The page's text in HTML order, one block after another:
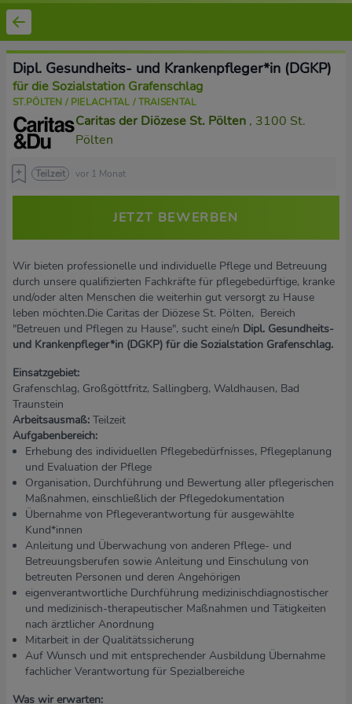
Dipl. Gesundheits- und Krankenpfleger*in (DGKP)
für die Sozialstation Grafenschlag
ST.PÖLTEN / PIELACHTAL / TRAISENTAL
Caritas der Diözese St. Pölten , 3100 St.
Pölten
Teilzeit vor 1 Monat
JETZT BEWERBEN
Wir bieten professionelle und individuelle Pflege und Betreuung
durch unsere qualifizierten Fachkräfte für pflegebedürftige, kranke
und/oder alten Menschen die weiterhin gut versorgt zu Hause
leben möchten.Die Caritas der Diözese St. Pölten, Bereich
"Betreuen und Pflegen zu Hause", sucht eine/n Dipl. Gesundheits-
und Krankenpfleger*in (DGKP) für die Sozialstation Grafenschlag.
Einsatzgebiet:
Grafenschlag, Großgöttfritz, Sallingberg, Waldhausen, Bad
Traunstein
Arbeitsausmaß: Teilzeit
Aufgabenbereich:
Erhebung des individuellen Pflegebedürfnisses, Pflegeplanung
und Evaluation der Pflege
Organisation, Durchführung und Bewertung aller pflegerischen
Maßnahmen, einschließlich der Pflegedokumentation
Übernahme von Pflegeverantwortung für ausgewählte
Kund*innen
Anleitung und Überwachung von anderen Pflege- und
Betreuungsberufen sowie Anleitung und Einschulung von
betreuten Personen und deren Angehörigen
eigenverantwortliche Durchführung medizinischdiagnostischer
und medizinisch-therapeutischer Maßnahmen und Tätigkeiten
nach ärztlicher Anordnung
Mitarbeit in der Qualitätssicherung
Auf Wunsch und mit entsprechender Ausbildung Übernahme
fachlicher Verantwortung für Spezialbereiche
Was wir erwarten: